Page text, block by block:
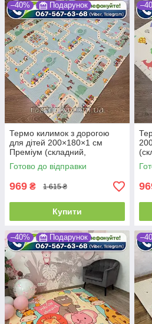
–40% Подарунок
Термо килимок з дорогою
для дітей 200×180×1 см
Преміум (складний,
двосторонній)
Готово до відправки
969 ₴ 1 615 ₴
Купити
–40% Подарунок